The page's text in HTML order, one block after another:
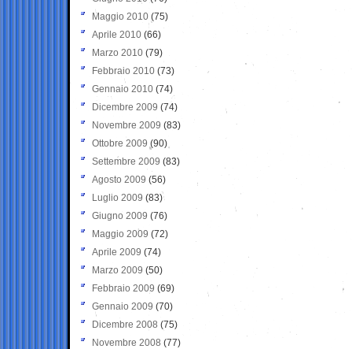
Maggio 2010 (75)
Aprile 2010 (66)
Marzo 2010 (79)
Febbraio 2010 (73)
Gennaio 2010 (74)
Dicembre 2009 (74)
Novembre 2009 (83)
Ottobre 2009 (90)
Settembre 2009 (83)
Agosto 2009 (56)
Luglio 2009 (83)
Giugno 2009 (76)
Maggio 2009 (72)
Aprile 2009 (74)
Marzo 2009 (50)
Febbraio 2009 (69)
Gennaio 2009 (70)
Dicembre 2008 (75)
Novembre 2008 (77)